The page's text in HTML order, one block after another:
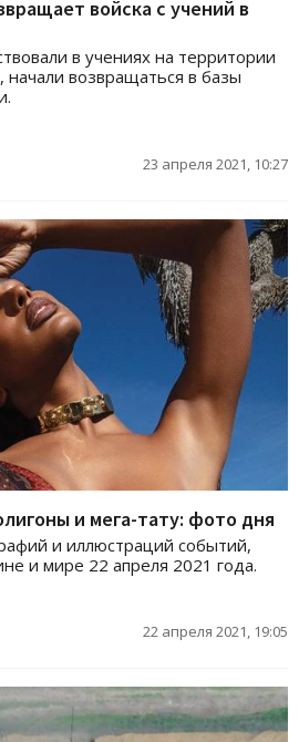
войска с учений в
в учениях на территории
начали возвращаться в базы
23 апреля 2021, 10:27
и мега-тату: фото дня
и иллюстраций событий,
и мире 22 апреля 2021 года.
22 апреля 2021, 19:05